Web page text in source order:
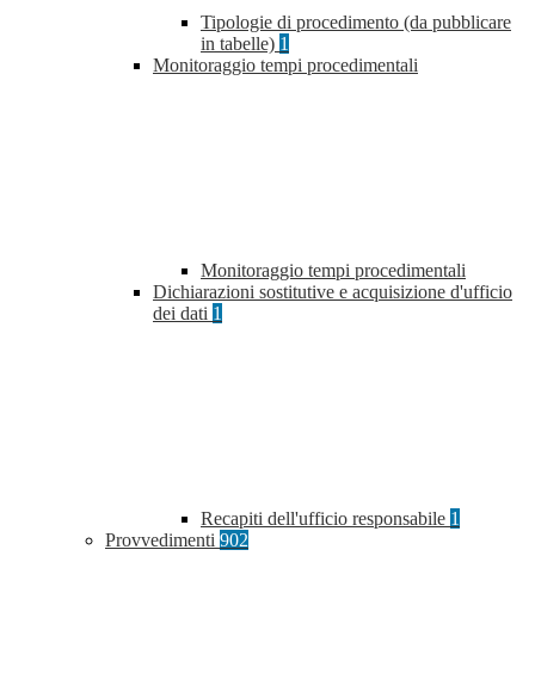
Tipologie di procedimento (da pubblicare
in tabelle) 1
Monitoraggio tempi procedimentali
Monitoraggio tempi procedimentali
Dichiarazioni sostitutive e acquisizione d'ufficio
dei dati 1
Recapiti dell'ufficio responsabile 1
Provvedimenti 902